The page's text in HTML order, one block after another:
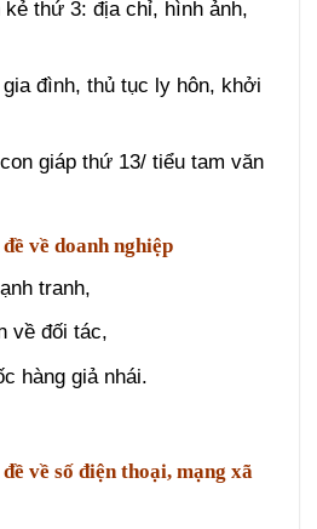
thứ 3: địa chỉ, hình ảnh,
đình, thủ tục ly hôn, khởi
giáp thứ 13/ tiểu tam văn
về doanh nghiệp
tranh,
về đối tác,
hàng giả nhái.
về số điện thoại, mạng xã